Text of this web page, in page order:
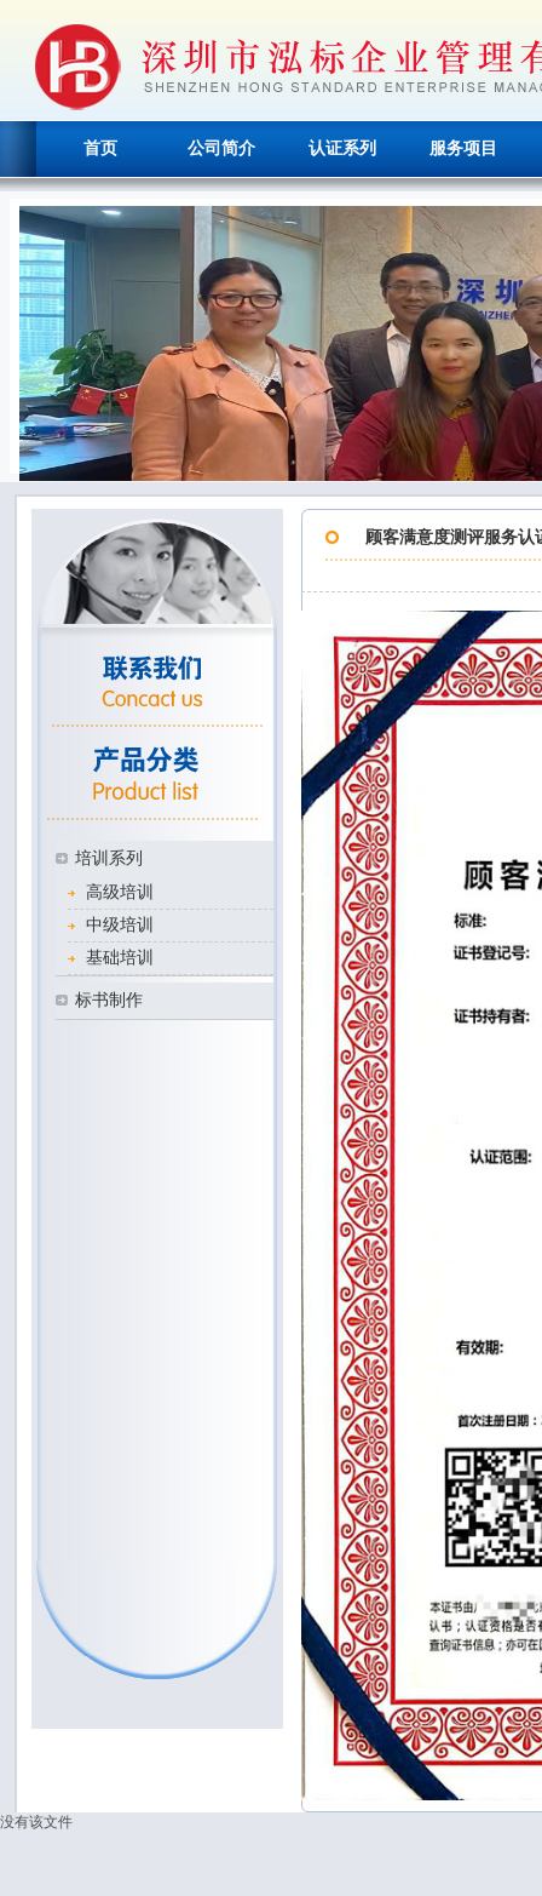
首页 公司简介 认证系列 服务项目
培训系列
高级培训
中级培训
基础培训
标书制作
顾客满意度测评服务认
没有该文件